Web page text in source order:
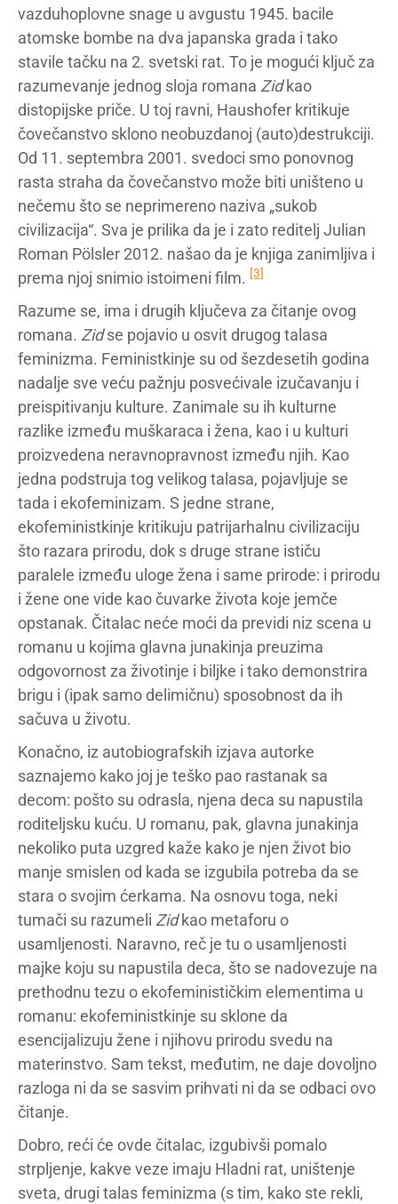
vazduhoplovne snage u avgustu 1945. bacile
atomske bombe na dva japanska grada i tako
stavile tačku na 2. svetski rat. To je mogući ključ za
razumevanje jednog sloja romana Zidkao
distopijske priče. U toj ravni, Haushofer kritikuje
čovečanstvo sklono neobuzdanoj (auto)destrukciji.
Od 11. septembra 2001. svedoci smo ponovnog
rasta straha da čovečanstvo može biti uništeno u
nečemu što se neprimereno naziva „sukob
civilizacija“. Sva je prilika da je i zato reditelj Julian
Roman Pölsler 2012. našao da je knjiga zanimljiva i
prema njoj snimio istoimeni film. [3]
Razume se, ima i drugih ključeva za čitanje ovog
romana. Zidse pojavio u osvit drugog talasa
feminizma. Feministkinje su od šezdesetih godina
nadalje sve veću pažnju posvećivale izučavanju i
preispitivanju kulture. Zanimale su ih kulturne
razlike između muškaraca i žena, kao i u kulturi
proizvedena neravnopravnost između njih. Kao
jedna podstruja tog velikog talasa, pojavljuje se
tada i ekofeminizam. S jedne strane,
ekofeministkinje kritikuju patrijarhalnu civilizaciju
što razara prirodu, dok s druge strane ističu
paralele između uloge žena i same prirode: i prirodu
i žene one vide kao čuvarke života koje jemče
opstanak. Čitalac neće moći da previdi niz scena u
romanu u kojima glavna junakinja preuzima
odgovornost za životinje i biljke i tako demonstrira
brigu i (ipak samo delimičnu) sposobnost da ih
sačuva u životu.
Konačno, iz autobiografskih izjava autorke
saznajemo kako joj je teško pao rastanak sa
decom: pošto su odrasla, njena deca su napustila
roditeljsku kuću. U romanu, pak, glavna junakinja
nekoliko puta uzgred kaže kako je njen život bio
manje smislen od kada se izgubila potreba da se
stara o svojim ćerkama. Na osnovu toga, neki
tumači su razumeli Zidkao metaforu o
usamljenosti. Naravno, reč je tu o usamljenosti
majke koju su napustila deca, što se nadovezuje na
prethodnu tezu o ekofeminističkim elementima u
romanu: ekofeministkinje su sklone da
esencijalizuju žene i njihovu prirodu svedu na
materinstvo. Sam tekst, međutim, ne daje dovoljno
razloga ni da se sasvim prihvati ni da se odbaci ovo
čitanje.
Dobro, reći će ovde čitalac, izgubivši pomalo
strpljenje, kakve veze imaju Hladni rat, uništenje
sveta, drugi talas feminizma (s tim, kako ste rekli,